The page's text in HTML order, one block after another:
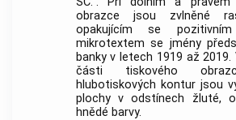
obrazce jsou zvlněné
opakujícím se
mikrotextem se jmény
bankyv letech 1919 až 2019.
části tiskového
hlubotiskových kontur jsou
plochy v odstínech žluté,
hnědé barvy.